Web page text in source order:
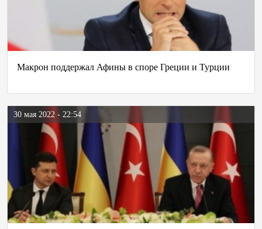
Макрон поддержал Афины в споре Греции и Турции
30 мая 2022 - 22:54